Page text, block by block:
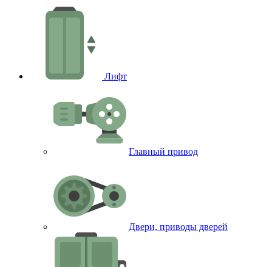
Лифт
Главный привод
Двери, приводы дверей